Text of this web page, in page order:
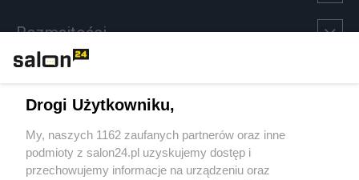
Rozmaitości
Sport
Społeczeństwo
Drogi Użytkowniku,
My, naszych 1162 zaufanych partnerów oraz inne
podmioty z salon24.pl uzyskujemy dostęp i
przechowujemy informacje na urządzeniu oraz